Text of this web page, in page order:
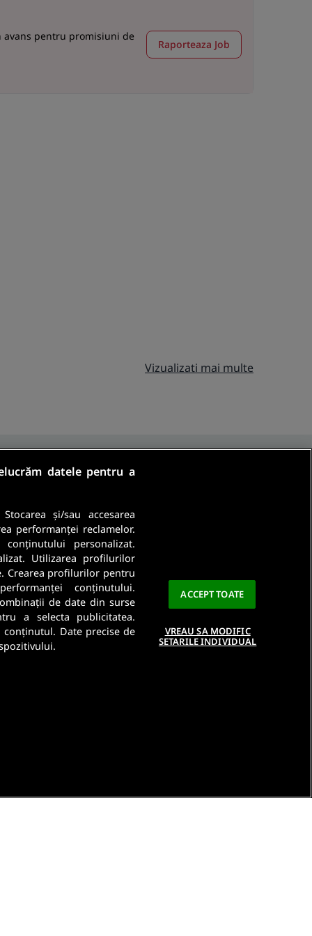
pentru promisiuni de
Raporteaza Job
Vizualizati mai multe
este importanta pentru noi. CitestePolitica De
datele pentru a
și/sau accesarea
performanței reclamelor.
personalizat.
Utilizarea profilurilor
Crearea profilurilor pentru
conținutului.
de date din surse
a selecta publicitatea.
Date precise de
ACCEPT TOATE
VREAU SA MODIFIC
SETARILE INDIVIDUAL